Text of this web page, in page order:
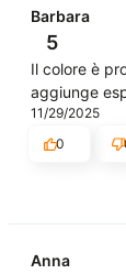
Barbara
5
Il colore è
aggiunge
11/29/2025
0
Anna